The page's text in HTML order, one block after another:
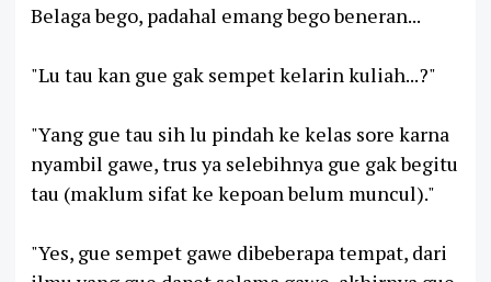
Belaga bego, padahal emang bego beneran...
"Lu tau kan gue gak sempet kelarin kuliah...?"
"Yang gue tau sih lu pindah ke kelas sore karna
nyambil gawe, trus ya selebihnya gue gak begitu
tau (maklum sifat ke kepoan belum muncul)."
"Yes, gue sempet gawe dibeberapa tempat, dari